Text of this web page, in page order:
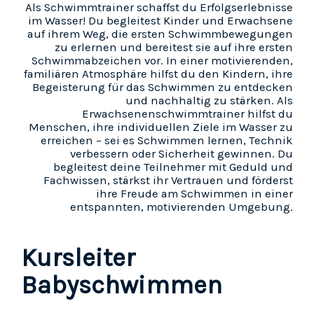
Als Schwimmtrainer schaffst du Erfolgserlebnisse
im Wasser! Du begleitest Kinder und Erwachsene
auf ihrem Weg, die ersten Schwimmbewegungen
zu erlernen und bereitest sie auf ihre ersten
Schwimmabzeichen vor. In einer motivierenden,
familiären Atmosphäre hilfst du den Kindern, ihre
Begeisterung für das Schwimmen zu entdecken
und nachhaltig zu stärken. Als
Erwachsenenschwimmtrainer hilfst du
Menschen, ihre individuellen Ziele im Wasser zu
erreichen – sei es Schwimmen lernen, Technik
verbessern oder Sicherheit gewinnen. Du
begleitest deine Teilnehmer mit Geduld und
Fachwissen, stärkst ihr Vertrauen und förderst
ihre Freude am Schwimmen in einer
entspannten, motivierenden Umgebung.
Kursleiter
Babyschwimmen